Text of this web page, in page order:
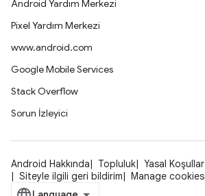
Android Yardım Merkezi
Pixel Yardım Merkezi
www.android.com
Google Mobile Services
Stack Overflow
Sorun İzleyici
Android Hakkında Topluluk Yasal Koşullar
Siteyle ilgili geri bildirim
Manage cookies